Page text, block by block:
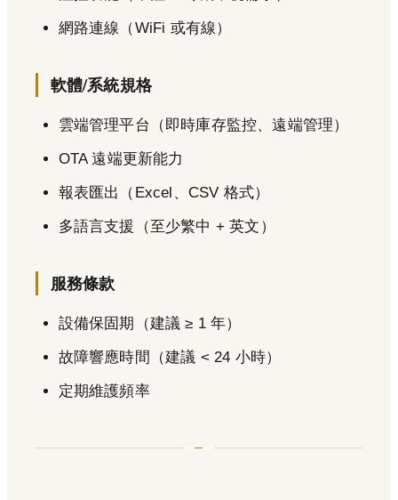
網路連線（WiFi 或有線）
軟體/系統規格
雲端管理平台（即時庫存監控、遠端管理）
OTA 遠端更新能力
報表匯出（Excel、CSV 格式）
多語言支援（至少繁中 + 英文）
服務條款
設備保固期（建議 ≥ 1 年）
故障響應時間（建議 < 24 小時）
定期維護頻率